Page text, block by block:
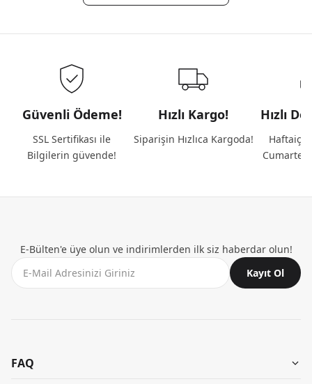
Güvenli Ödeme!
SSL Sertifikası ile
Bilgilerin güvende!
Hızlı Kargo!
Siparişin Hızlıca Kargoda!
Hızlı
Haftaiçi
E-Bülten'e üye olun ve indirimlerden ilk siz haberdar olun!
Kayıt Ol
FAQ